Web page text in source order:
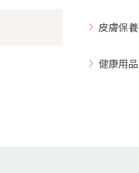
皮膚保養
健康用品